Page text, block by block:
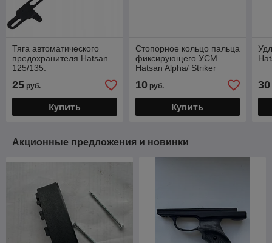
Тяга автоматического
предохранителя Hatsan
125/135.
25 руб.
Купить
Стопорное кольцо пальца
фиксирующего УСМ
Hatsan Alpha/ Striker
10руб.
Купить
30
Акционные предложения и новинки